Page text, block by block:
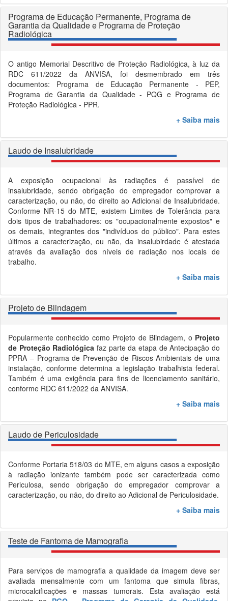
Programa de Educação Permanente, Programa de
Garantia da Qualidade e Programa de Proteção
Radiológica
O antigo Memorial Descritivo de Proteção Radiológica, à luz da
RDC 611/2022 da ANVISA, foi desmembrado em três
documentos: Programa de Educação Permanente - PEP,
Programa de Garantia da Qualidade - PQG e Programa de
Proteção Radiológica - PPR.
+ Saiba mais
Laudo de Insalubridade
A exposição ocupacional às radiações é passível de
insalubridade, sendo obrigação do empregador comprovar a
caracterização, ou não, do direito ao Adicional de Insalubridade.
Conforme NR-15 do MTE, existem Limites de Tolerância para
dois tipos de trabalhadores: os "ocupacionalmente expostos" e
os demais, integrantes dos "indivíduos do público". Para estes
últimos a caracterização, ou não, da insalubirdade é atestada
através da avaliação dos níveis de radiação nos locais de
trabalho.
+ Saiba mais
Projeto de Blindagem
Popularmente conhecido como Projeto de Blindagem, o Projeto
de Proteção Radiológica faz parte da etapa de Antecipação do
PPRA – Programa de Prevenção de Riscos Ambientais de uma
instalação, conforme determina a legislação trabalhista federal.
Também é uma exigência para fins de licenciamento sanitário,
conforme RDC 611/2022 da ANVISA.
+ Saiba mais
Laudo de Periculosidade
Conforme Portaria 518/03 do MTE, em alguns casos a exposição
à radiação ionizante também pode ser caracterizada como
Periculosa, sendo obrigação do empregador comprovar a
caracterização, ou não, do direito ao Adicional de Periculosidade.
+ Saiba mais
Teste de Fantoma de Mamografia
Para serviços de mamografia a qualidade da imagem deve ser
avaliada mensalmente com um fantoma que simula fibras,
microcalcificações e massas tumorais. Esta avaliação está